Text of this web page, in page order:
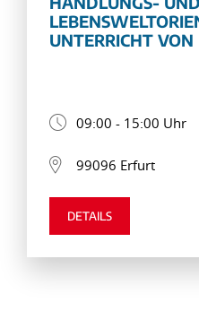
UNTERRICHT VON
09:00 - 15:00 Uhr
99096 Erfurt
DETAILS